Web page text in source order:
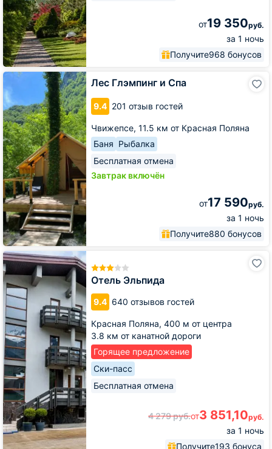
от19 350руб.
за 1 ночь
Получите968 бонусов
Лес Глэмпинг и Спа
9.4 201 отзыв гостей
Чвижепсе, 11.5 км от Красная Поляна
Баня Рыбалка
Бесплатная отмена
Завтрак включён
от17 590руб.
за 1 ночь
Получите880 бонусов
Лес
Глэмпинг
Спа
Отель Эльпида
9.4 640 отзывов гостей
Красная Поляна, 400 м от центра
3.8 км от канатной дороги
Горящее предложение
Ски-пасс
Бесплатная отмена
4 279руб.от3 851,10руб.
за 1 ночь
Получите193 бонуса
Отель
Эльпида